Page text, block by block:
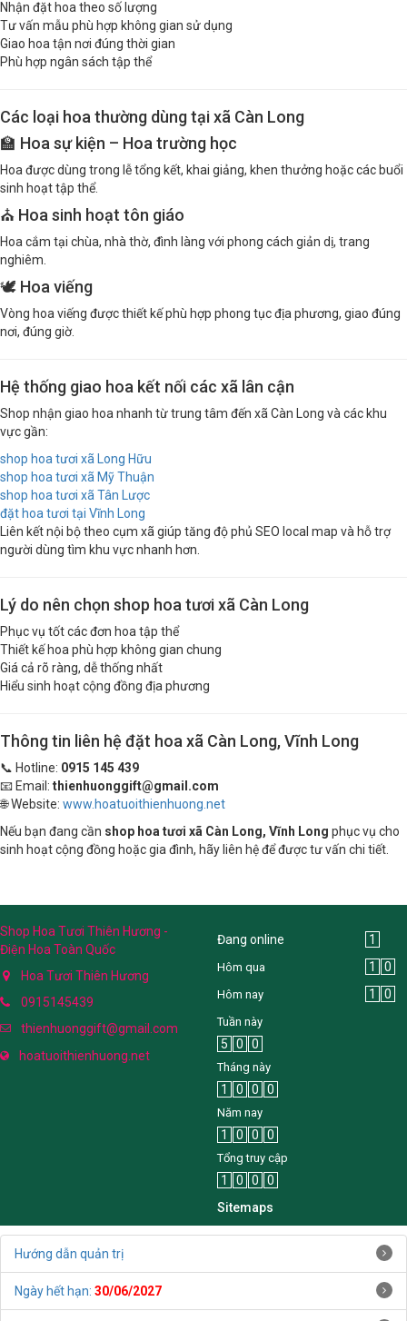
Nhận đặt hoa theo số lượng
Tư vấn mẫu phù hợp không gian sử dụng
Giao hoa tận nơi đúng thời gian
Phù hợp ngân sách tập thể
Các loại hoa thường dùng tại xã Càn Long
🏫 Hoa sự kiện – Hoa trường học
Hoa được dùng trong lễ tổng kết, khai giảng, khen thưởng hoặc các buổi
sinh hoạt tập thể.
⛪ Hoa sinh hoạt tôn giáo
Hoa cắm tại chùa, nhà thờ, đình làng với phong cách giản dị, trang
nghiêm.
🕊️ Hoa viếng
Vòng hoa viếng được thiết kế phù hợp phong tục địa phương, giao đúng
nơi, đúng giờ.
Hệ thống giao hoa kết nối các xã lân cận
Shop nhận giao hoa nhanh từ trung tâm đến xã Càn Long và các khu
vực gần:
shop hoa tươi xã Long Hữu
shop hoa tươi xã Mỹ Thuận
shop hoa tươi xã Tân Lược
đặt hoa tươi tại Vĩnh Long
Liên kết nội bộ theo cụm xã giúp tăng độ phủ SEO local map và hỗ trợ
người dùng tìm khu vực nhanh hơn.
Lý do nên chọn shop hoa tươi xã Càn Long
Phục vụ tốt các đơn hoa tập thể
Thiết kế hoa phù hợp không gian chung
Giá cả rõ ràng, dễ thống nhất
Hiểu sinh hoạt cộng đồng địa phương
Thông tin liên hệ đặt hoa xã Càn Long, Vĩnh Long
📞 Hotline: 0915 145 439
📧 Email:
thienhuonggift@gmail.com
www.hoatuoithienhuong.net
Nếu bạn đang cần
shop hoa tươi xã Càn Long, Vĩnh Long phục vụ cho
sinh hoạt cộng đồng hoặc gia đình, hãy liên hệ để được tư vấn chi tiết.
Shop Hoa Tươi Thiên Hương -
Điện Hoa Toàn Quốc
Hoa Tươi Thiên Hương
thienhuonggift@gmail.com
hoatuoithienhuong.net
Đang online 1
Hôm qua 1 0
Hôm nay 1 0
Tuần này
5 0 0
Tháng này
1 0 0 0
Năm nay
1 0 0 0
Tổng truy cập
1 0 0 0
Sitemaps
Hướng dẫn quản trị
Ngày hết hạn: